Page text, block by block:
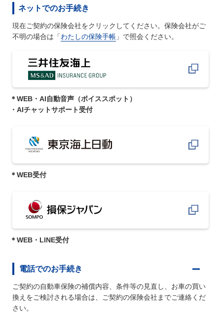
ネットでのお手続き
現在ご契約の保険会社をクリックしてください。保険会社がご
不明の場合は「わたしの保険手帳 」で照会ください。
＊WEB・AI自動音声（ボイススポット）
・AIチャットサポート受付
＊WEB受付
＊WEB・LINE受付
電話でのお手続き
ご契約の自動車保険の補償内容、条件等の見直し、お車の買い
換えをご検討される場合は、ご契約の保険会社までご連絡くだ
さい。